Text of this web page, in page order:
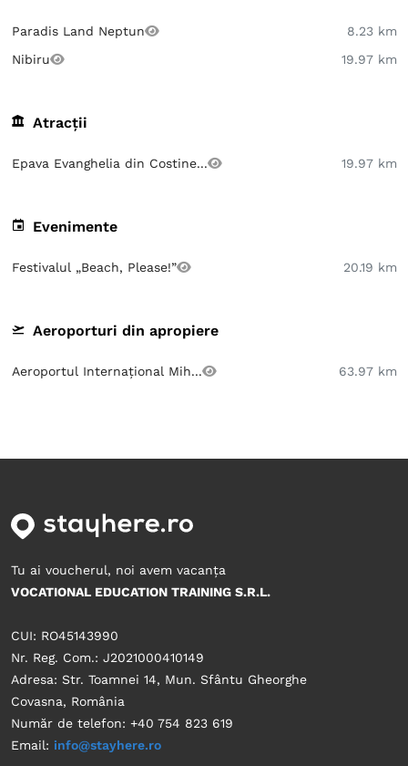
Paradis Land Neptun
8.23 km
Nibiru
19.97 km
Atracții
Epava Evanghelia din Costine... 19.97 km
Evenimente
Festivalul „Beach, Please!” 20.19 km
Aeroporturi din apropiere
Aeroportul Internațional Mih... 63.97 km
Tu ai voucherul, noi avem vacanța
VOCATIONAL EDUCATION TRAINING S.R.L.
CUI: RO45143990
Nr. Reg. Com.: J2021000410149
Adresa: Str. Toamnei 14, Mun. Sfântu Gheorghe
Covasna, România
Număr de telefon: +40 754 823 619
Email: info@stayhere.ro